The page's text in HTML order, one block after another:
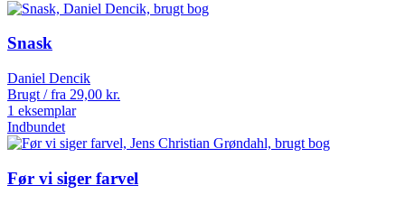
Snask
Daniel Dencik
Brugt / fra 29,00 kr.
1 eksemplar
Indbundet
Før vi siger farvel